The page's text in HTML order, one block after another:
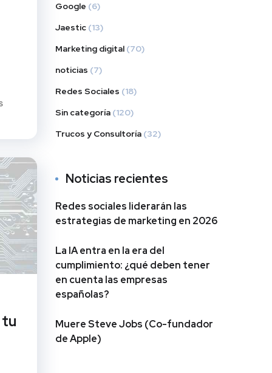
Google (6)
Jaestic (13)
Marketing digital (70)
noticias (7)
Redes Sociales (18)
Sin categoría (120)
Trucos y Consultoría (32)
Noticias recientes
Redes sociales liderarán las
estrategias de marketing en 2026
La IA entra en la era del
cumplimiento: ¿qué deben tener
en cuenta las empresas
españolas?
Muere Steve Jobs (Co-fundador
de Apple)